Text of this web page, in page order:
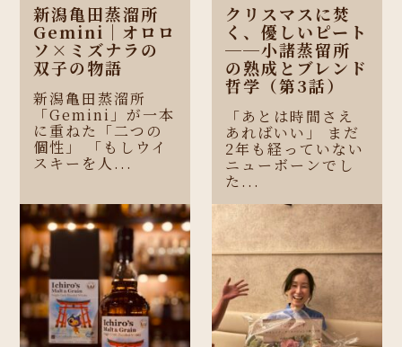
新潟亀田蒸溜所
Gemini｜オロロ
ソ×ミズナラの
双子の物語
新潟亀田蒸溜所
「Gemini」が一本
に重ねた「二つの
個性」 「もしウイ
スキーを人...
クリスマスに焚
く、優しいピート
──小諸蒸留所
の熟成とブレンド
哲学（第3話）
「あとは時間さえ
あればいい」 まだ
2年も経っていない
ニューボーンでし
た...